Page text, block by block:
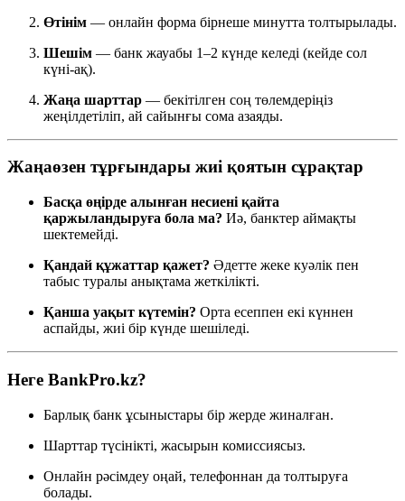
Өтінім — онлайн форма бірнеше минутта толтырылады.
Шешім — банк жауабы 1–2 күнде келеді (кейде сол
күні-ақ).
Жаңа шарттар — бекітілген соң төлемдеріңіз
жеңілдетіліп, ай сайынғы сома азаяды.
Жаңаөзен тұрғындары жиі қоятын сұрақтар
Басқа өңірде алынған несиені қайта
қаржыландыруға бола ма? Иә, банктер аймақты
шектемейді.
Қандай құжаттар қажет? Әдетте жеке куәлік пен
табыс туралы анықтама жеткілікті.
Қанша уақыт күтемін? Орта есеппен екі күннен
аспайды, жиі бір күнде шешіледі.
Неге BankPro.kz?
Барлық банк ұсыныстары бір жерде жиналған.
Шарттар түсінікті, жасырын комиссиясыз.
Онлайн рәсімдеу оңай, телефоннан да толтыруға
болады.